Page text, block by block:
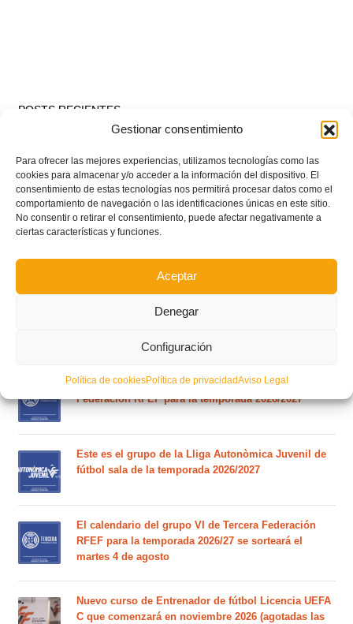
Gestionar consentimiento
Para ofrecer las mejores experiencias, utilizamos tecnologías como las
cookies para almacenar y/o acceder a la información del dispositivo. El
consentimiento de estas tecnologías nos permitirá procesar datos como el
comportamiento de navegación o las identificaciones únicas en este sitio.
No consentir o retirar el consentimiento, puede afectar negativamente a
ciertas características y funciones.
Aceptar
Denegar
Configuración
Política de cookiesPolítica de privacidadAviso Legal
POSTS RECIENTES
en el embajador de la Comunitat Valenciana
Estos son los dos grupos y calendarios de Lliga
Comunitat para la temporada 2026/2027
Circular nº. 7 – IV Supercopa Comunitat FFCV Futsal
Este es el grupo VI y calendario de Tercera
Federación RFEF para la temporada 2026/2027
Este es el grupo de la Lliga Autonòmica Juvenil de
fútbol sala de la temporada 2026/2027
El calendario del grupo VI de Tercera Federación
RFEF para la temporada 2026/27 se sorteará el
martes 4 de agosto
Nuevo curso de Entrenador de fútbol Licencia UEFA
C que comenzará en noviembre 2026 (agotadas las